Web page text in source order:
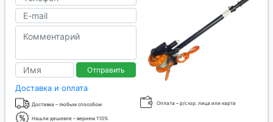
Отправить
Доставка и оплата
Доставка – любым способом Оплата – р/с юр. лица или карта
Нашли дешевле – вернем 110%